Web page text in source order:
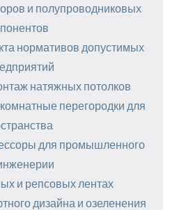
и полупроводниковых
нормативов допустимых
натяжных потолков
перегородки для
для промышленного
и репсовых лентах
дизайна и озеленения